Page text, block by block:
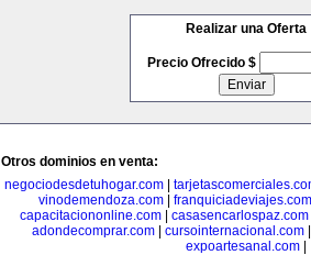
Realizar una Oferta
Precio Ofrecido $
Otros dominios en venta:
negociodesdetuhogar.com
vinodemendoza.com
franquiciadeviajes.com
capacitaciononline.com
casasencarlospaz.com
adondecomprar.com| cursointernacional.com
expoartesanal.com